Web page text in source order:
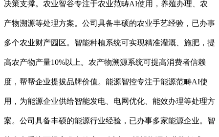
决策支撑。农业智谷专注于农业范畴AI使用，养殖办理、农
产物溯源等处理方案。公司具备丰硕的农业手艺经验，已办事
多个农业财产园区。智能种植系统可实现精准灌溉、施肥，提
高农产物产量10%以上。农产物溯源系统可提高消费者信赖
度，帮帮企业提拔品牌价值。能源智控专注于能源范畴AI使
用，为能源企业供给智能发电、电网优化、能效办理等处理方
案。公司具备丰硕的能源行业经验，已办事多家能源企业。智